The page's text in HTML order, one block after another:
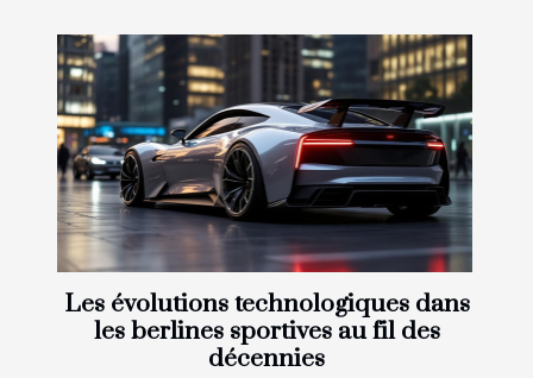
Les évolutions technologiques dans
les berlines sportives au fil des
décennies